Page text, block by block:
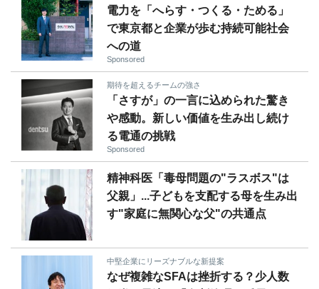
電力を「へらす・つくる・ためる」
で東京都と企業が歩む持続可能社会
への道
Sponsored
期待を超えるチームの強さ
「さすが」の一言に込められた驚き
や感動。新しい価値を生み出し続け
る電通の挑戦
Sponsored
精神科医「毒母問題の"ラスボス"は
父親」...子どもを支配する母を生み出
す"家庭に無関心な父"の共通点
中堅企業にリーズナブルな新提案
なぜ複雑なSFAは挫折する？少人数